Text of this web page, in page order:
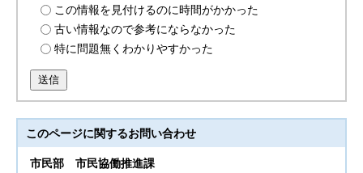
この情報を見付けるのに時間がかかった
古い情報なので参考にならなかった
特に問題無くわかりやすかった
送信
このページに関するお問い合わせ
市民部市民協働推進課